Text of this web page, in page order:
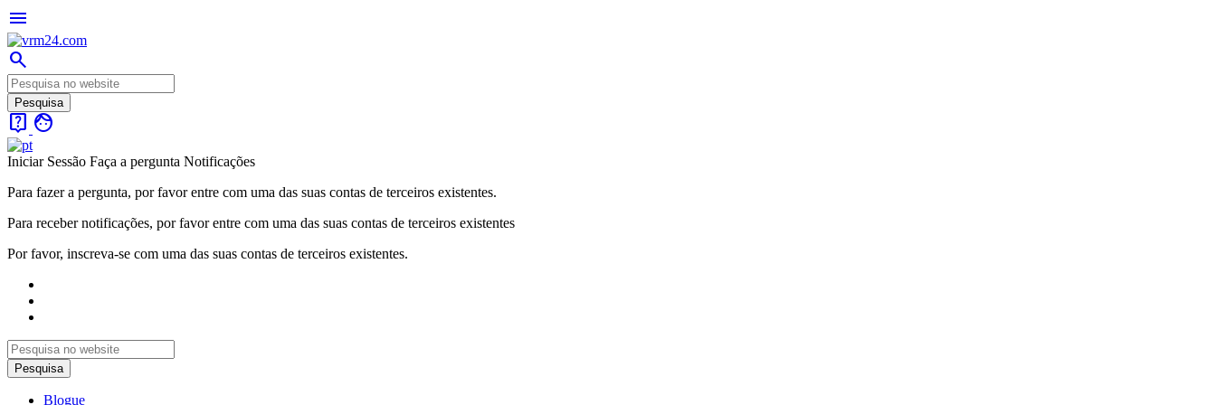
menu
search
live_help face
Iniciar Sessão Faça a pergunta Notificações
Para fazer a pergunta, por favor entre com uma das suas contas de terceiros existentes.
Para receber notificações, por favor entre com uma das suas contas de terceiros existentes
Por favor, inscreva-se com uma das suas contas de terceiros existentes.
Blogue